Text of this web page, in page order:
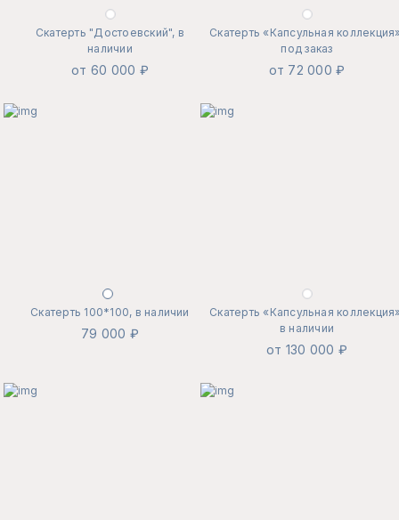
Скатерть "Достоевский", в
наличии
от 60 000 ₽
Скатерть «Капсульная
под заказ
от 72 000 ₽
Скатерть 100*100, в наличии
79 000 ₽
Скатерть «Капсульная
в наличии
от 130 000 ₽